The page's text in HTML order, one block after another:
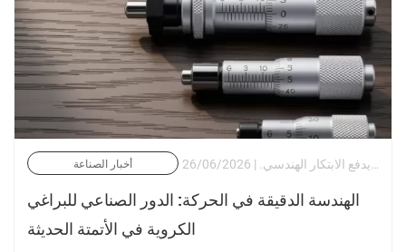
أخبار الصناعة في مشهد التصنيع الصناعي الحديث، لم يعد تحديد المواقع عالي الدقة رفاهية، بل أصبح مطلبًا أساسيًا. بدءًا من مراحل المحاذاة البصرية وتصنيع أشباه الموصلات إلى معدات المختبرات المتخصصة، فإن الطلب على الدقة دون الميكرون يدفع الابتكار الهندسي. | 26/06/2026
الهندسة الدقيقة في الحركة: الدور الصناعي للبراغي
الكروية في الأتمتة الحديثة